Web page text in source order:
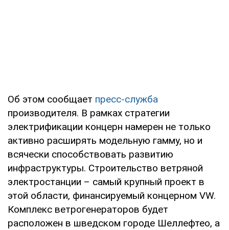
Об этом сообщает пресс-служба
производителя. В рамках стратегии
электрификации концерн намерен не только
активно расширять модельную гамму, но и
всячески способствовать развитию
инфраструктуры. Строительство ветряной
электростанции – самый крупный проект в
этой области, финансируемый концерном VW.
Комплекс ветрогенераторов будет
расположен в шведском городе Шеллефтео, а